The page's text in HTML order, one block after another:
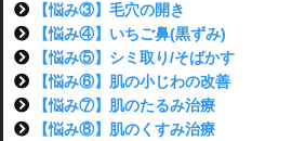
【悩み③】毛穴の開き
【悩み④】いちご鼻(黒ずみ)
【悩み⑤】シミ取り/そばかす
【悩み⑥】肌の小じわの改善
【悩み⑦】肌のたるみ治療
【悩み⑧】肌のくすみ治療